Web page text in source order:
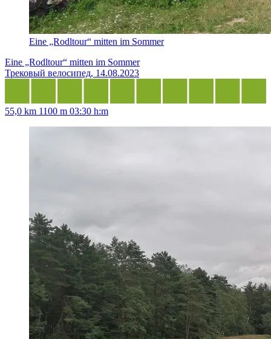
Eine „Rodltour“ mitten im Sommer
Eine „Rodltour“ mitten im Sommer
Трековый велосипед, 14.08.2023
55,0 km 1100 m 03:30 h:m